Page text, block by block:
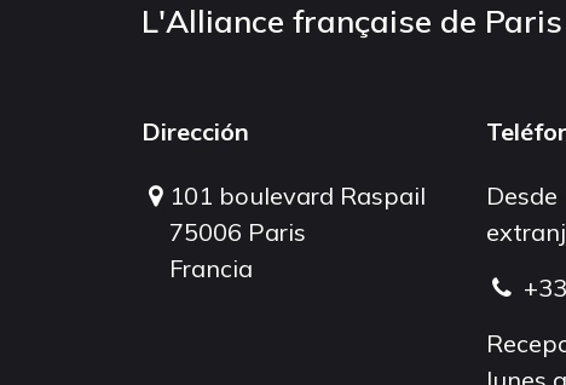
L'Alliance française de
Dirección
101 boulevard Raspail
75006 Paris
Francia
Desde